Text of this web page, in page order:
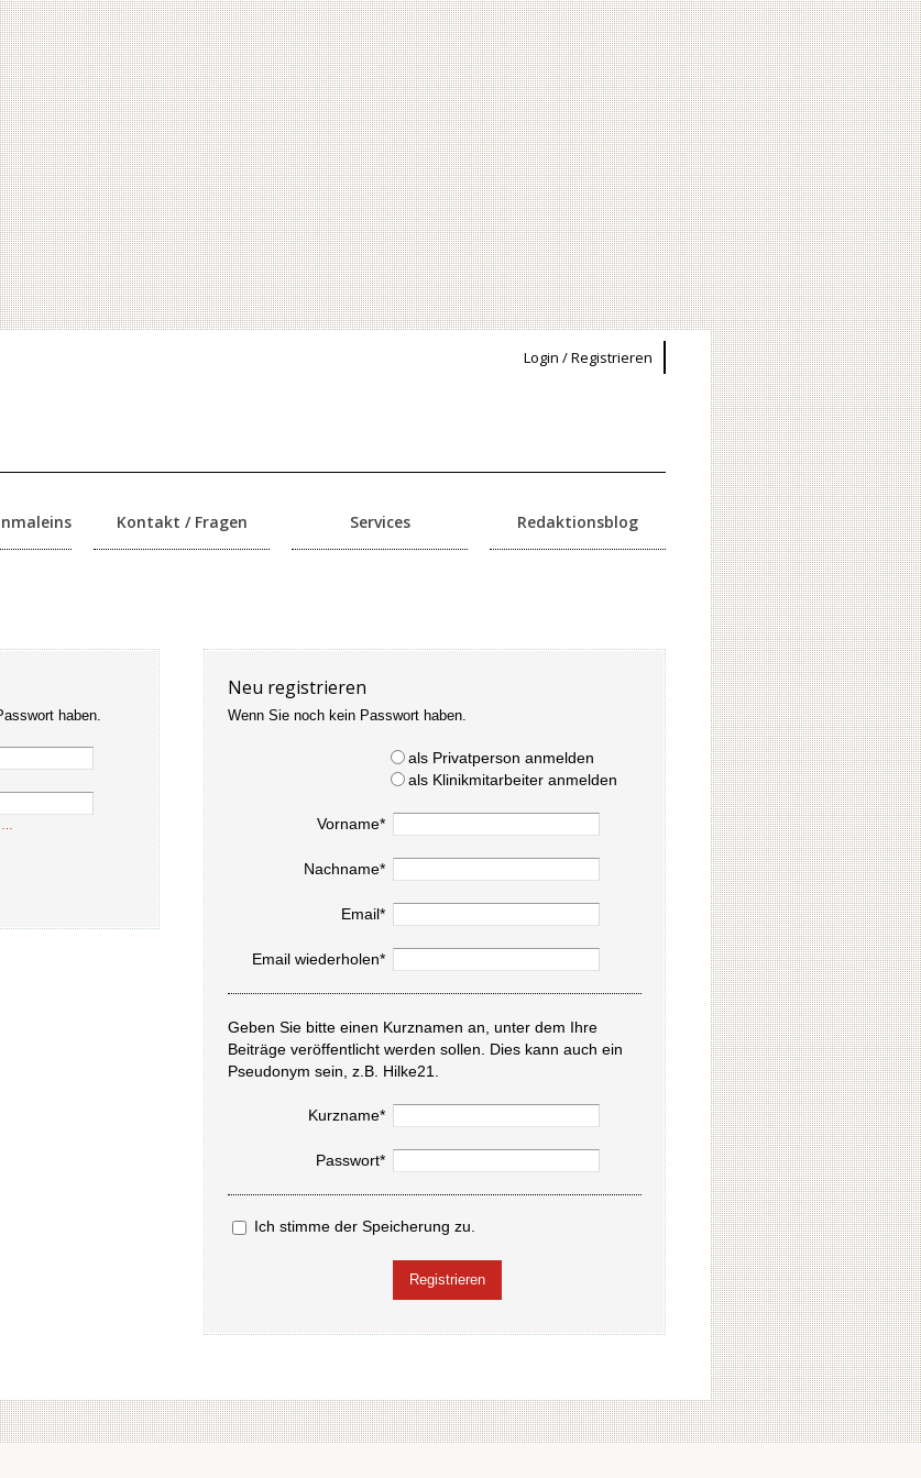
Login / Registrieren
Kontakt / Fragen Services Redaktionsblog
haben.
Neu registrieren
Wenn Sie noch kein Passwort haben.
als Privatperson anmelden
als Klinikmitarbeiter anmelden
Vorname*
Nachname*
Email*
Email wiederholen*
Geben Sie bitte einen Kurznamen an, unter dem Ihre
Beiträge veröffentlicht werden sollen. Dies kann auch ein
Pseudonym sein, z.B. Hilke21.
Kurzname*
Passwort*
Ich stimme der Speicherung zu.